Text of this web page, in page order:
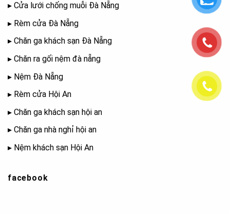
▸ Cửa lưới chống muỗi Đà Nẵng
▸ Rèm cửa Đà Nẵng
▸ Chăn ga khách sạn Đà Nẵng
▸ Chăn ra gối nệm đà nẵng
▸ Nệm Đà Nẵng
▸ Rèm cửa Hội An
▸ Chăn ga khách sạn hội an
▸ Chăn ga nhà nghỉ hội an
▸ Nệm khách sạn Hội An
facebook